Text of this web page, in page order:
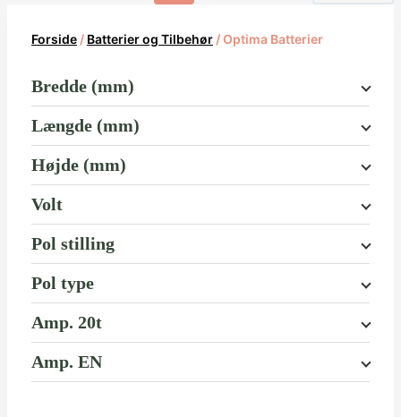
Forside / Batterier og Tilbehør / Optima Batterier
Bredde (mm)
Længde (mm)
Højde (mm)
Volt
Pol stilling
Pol type
Amp. 20t
Amp. EN